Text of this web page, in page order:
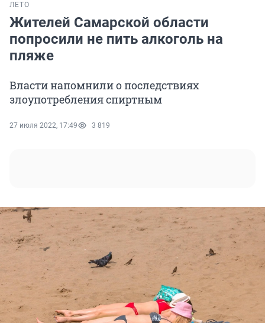
ЛЕТО
Жителей Самарской области
попросили не пить алкоголь на
пляже
Власти напомнили о последствиях
злоупотребления спиртным
27 июля 2022, 17:49 3 819